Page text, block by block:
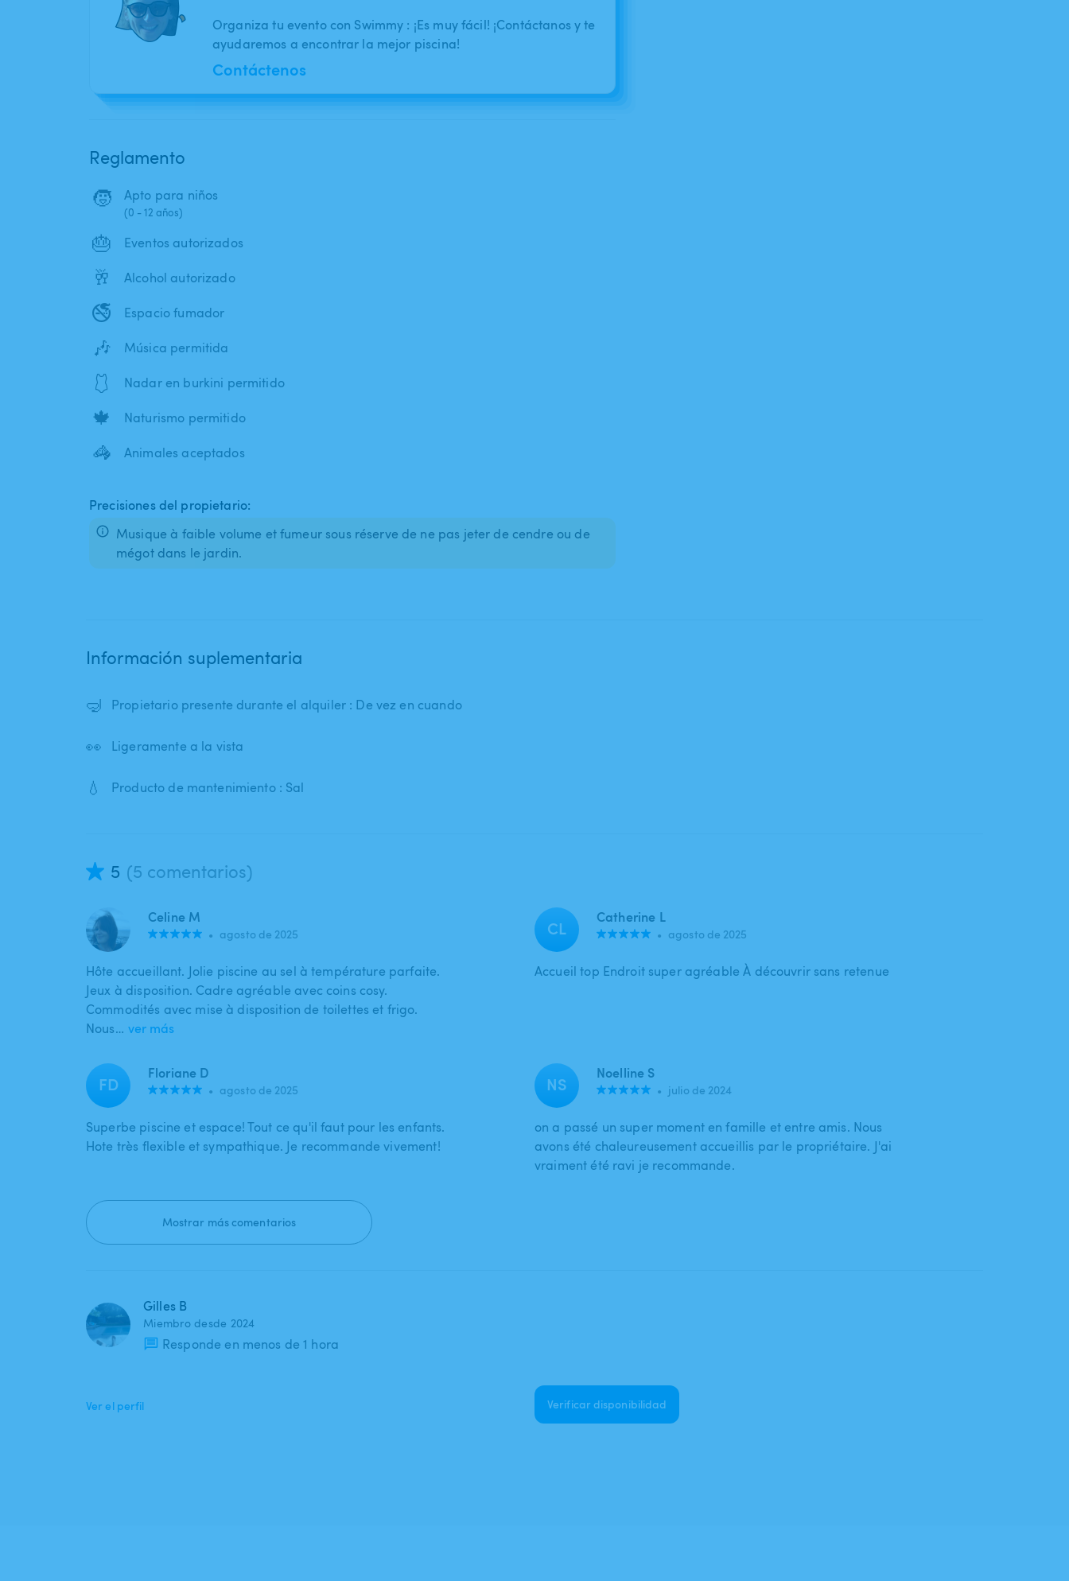
Organiza tu evento con Swimmy : ¡Es muy fácil! ¡Contáctanos y te
ayudaremos a encontrar la mejor piscina!
Contáctenos
Reglamento
🧒 Apto para niños
(0 - 12 años)
🎂 Eventos autorizados
🥂 Alcohol autorizado
🚭 Espacio fumador
🎶 Música permitida
🩱 Nadar en burkini permitido
🍁 Naturismo permitido
🦓 Animales aceptados
Precisiones del propietario:
Musique à faible volume et fumeur sous réserve de ne pas jeter de cendre ou de
mégot dans le jardin.
Información suplementaria
🤿 Propietario presente durante el alquiler : De vez en cuando
👀 Ligeramente a la vista
💧 Producto de mantenimiento : Sal
5 (5 comentarios)
Celine M
• agosto de 2025
Hôte accueillant. Jolie piscine au sel à température parfaite.
Jeux à disposition. Cadre agréable avec coins cosy.
Commodités avec mise à disposition de toilettes et frigo.
Nous… ver más
CL Catherine L
• agosto de 2025
Accueil top Endroit super agréable À découvrir sans retenue
FD Floriane D
• agosto de 2025
Superbe piscine et espace! Tout ce qu'il faut pour les enfants.
Hote très flexible et sympathique. Je recommande vivement!
NS Noelline S
• julio de 2024
on a passé un super moment en famille et entre amis. Nous
avons été chaleureusement accueillis par le propriétaire. J'ai
vraiment été ravi je recommande.
Mostrar más comentarios
Gilles B
Miembro desde 2024
Responde en menos de 1 hora
Ver el perfil Verificar disponibilidad